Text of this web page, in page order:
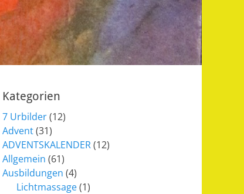
Kategorien
7 Urbilder(12)
Advent(31)
ADVENTSKALENDER(12)
Allgemein (61)
Ausbildungen (4)
Lichtmassage(1)